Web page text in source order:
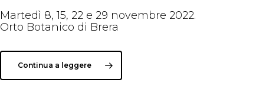
Martedì 8, 15, 22 e 29 novembre 2022.
Orto Botanico di Brera
Continua a leggere